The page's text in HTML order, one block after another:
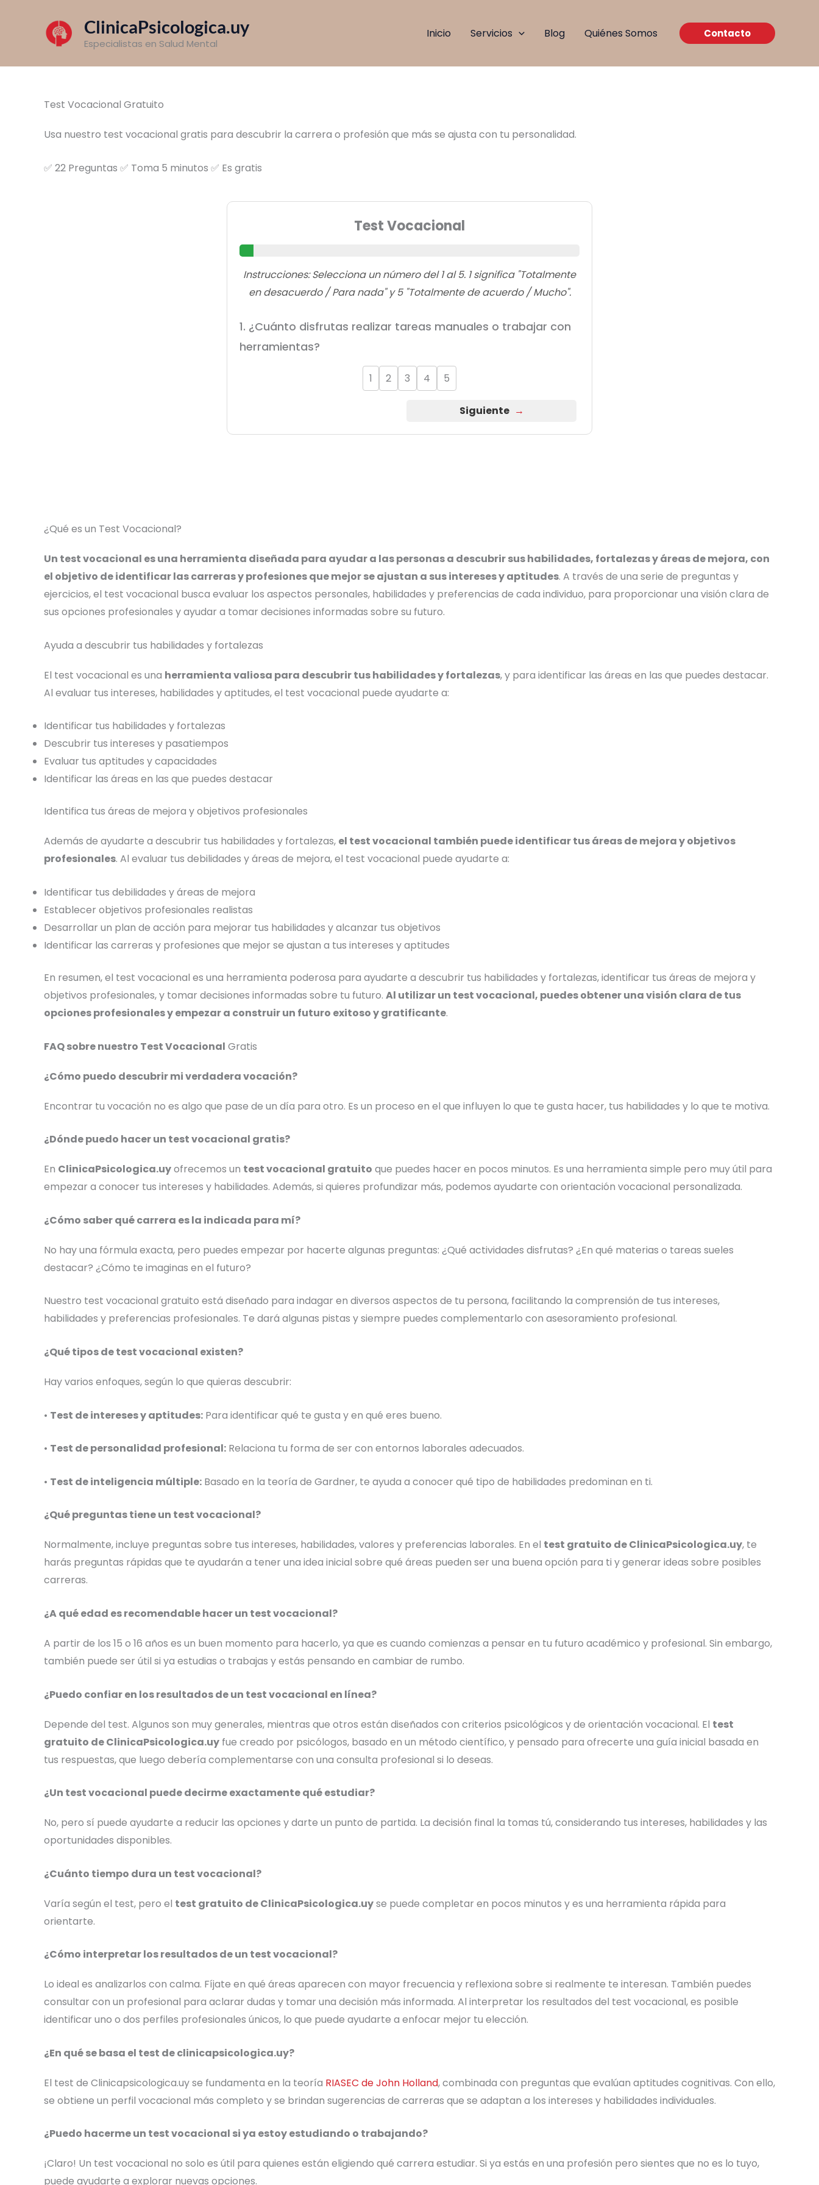
contenido
ClinicaPsicologica.uy
Especialistas en Salud Mental
Inicio Servicios Blog Quiénes Somos Contacto
Test Vocacional Gratuito
Usa nuestro test vocacional gratis para descubrir la carrera o profesión que más se ajusta con tu personalidad.
✅ 22 Preguntas ✅ Toma 5 minutos ✅ Es gratis
Test Vocacional
Instrucciones: Selecciona un número del 1 al 5. 1 significa "Totalmente
en desacuerdo / Para nada" y 5 "Totalmente de acuerdo / Mucho".
1. ¿Cuánto disfrutas realizar tareas manuales o trabajar con
herramientas?
1 2 3 4 5
Siguiente
¿Qué es un Test Vocacional?
Un test vocacional es una herramienta diseñada para ayudar a las personas a descubrir sus habilidades, fortalezas y áreas de mejora, con
el objetivo de identificar las carreras y profesiones que mejor se ajustan a sus intereses y aptitudes. A través de una serie de preguntas y
ejercicios, el test vocacional busca evaluar los aspectos personales, habilidades y preferencias de cada individuo, para proporcionar una visión clara de
sus opciones profesionales y ayudar a tomar decisiones informadas sobre su futuro.
Ayuda a descubrir tus habilidades y fortalezas
El test vocacional es una herramienta valiosa para descubrir tus habilidades y fortalezas, y para identificar las áreas en las que puedes destacar.
Al evaluar tus intereses, habilidades y aptitudes, el test vocacional puede ayudarte a:
Identificar tus habilidades y fortalezas
Descubrir tus intereses y pasatiempos
Evaluar tus aptitudes y capacidades
Identificar las áreas en las que puedes destacar
Identifica tus áreas de mejora y objetivos profesionales
Además de ayudarte a descubrir tus habilidades y fortalezas, el test vocacional también puede identificar tus áreas de mejora y objetivos
profesionales. Al evaluar tus debilidades y áreas de mejora, el test vocacional puede ayudarte a:
Identificar tus debilidades y áreas de mejora
Establecer objetivos profesionales realistas
Desarrollar un plan de acción para mejorar tus habilidades y alcanzar tus objetivos
Identificar las carreras y profesiones que mejor se ajustan a tus intereses y aptitudes
En resumen, el test vocacional es una herramienta poderosa para ayudarte a descubrir tus habilidades y fortalezas, identificar tus áreas de mejora y
objetivos profesionales, y tomar decisiones informadas sobre tu futuro. Al utilizar un test vocacional, puedes obtener una visión clara de tus
opciones profesionales y empezar a construir un futuro exitoso y gratificante.
FAQ sobre nuestro Test Vocacional Gratis
¿Cómo puedo descubrir mi verdadera vocación?
Encontrar tu vocación no es algo que pase de un día para otro. Es un proceso en el que influyen lo que te gusta hacer, tus habilidades y lo que te motiva.
¿Dónde puedo hacer un test vocacional gratis?
En ClinicaPsicologica.uyofrecemos un test vocacional gratuito que puedes hacer en pocos minutos. Es una herramienta simple pero muy útil para
empezar a conocer tus intereses y habilidades. Además, si quieres profundizar más, podemos ayudarte con orientación vocacional personalizada.
¿Cómo saber qué carrera es la indicada para mí?
No hay una fórmula exacta, pero puedes empezar por hacerte algunas preguntas: ¿Qué actividades disfrutas? ¿En qué materias o tareas sueles
destacar? ¿Cómo te imaginas en el futuro?
Nuestro test vocacional gratuito está diseñado para indagar en diversos aspectos de tu persona, facilitando la comprensión de tus intereses,
habilidades y preferencias profesionales. Te dará algunas pistas y siempre puedes complementarlo con asesoramiento profesional.
¿Qué tipos de test vocacional existen?
Hay varios enfoques, según lo que quieras descubrir:
• Test de intereses y aptitudes: Para identificar qué te gusta y en qué eres bueno.
• Test de personalidad profesional: Relaciona tu forma de ser con entornos laborales adecuados.
• Test de inteligencia múltiple: Basado en la teoría de Gardner, te ayuda a conocer qué tipo de habilidades predominan en ti.
¿Qué preguntas tiene un test vocacional?
Normalmente, incluye preguntas sobre tus intereses, habilidades, valores y preferencias laborales. En el test gratuito de ClinicaPsicologica.uy, te
harás preguntas rápidas que te ayudarán a tener una idea inicial sobre qué áreas pueden ser una buena opción para ti y generar ideas sobre posibles
carreras.
¿A qué edad es recomendable hacer un test vocacional?
A partir de los 15 o 16 años es un buen momento para hacerlo, ya que es cuando comienzas a pensar en tu futuro académico y profesional. Sin embargo,
también puede ser útil si ya estudias o trabajas y estás pensando en cambiar de rumbo.
¿Puedo confiar en los resultados de un test vocacional en línea?
Depende del test. Algunos son muy generales, mientras que otros están diseñados con criterios psicológicos y de orientación vocacional. El test
gratuito de ClinicaPsicologica.uy fue creado por psicólogos, basado en un método científico, y pensado para ofrecerte una guía inicial basada en
tus respuestas, que luego debería complementarse con una consulta profesional si lo deseas.
¿Un test vocacional puede decirme exactamente qué estudiar?
No, pero sí puede ayudarte a reducir las opciones y darte un punto de partida. La decisión final la tomas tú, considerando tus intereses, habilidades y las
oportunidades disponibles.
¿Cuánto tiempo dura un test vocacional?
Varía según el test, pero el test gratuito de ClinicaPsicologica.uyse puede completar en pocos minutos y es una herramienta rápida para
orientarte.
¿Cómo interpretar los resultados de un test vocacional?
Lo ideal es analizarlos con calma. Fíjate en qué áreas aparecen con mayor frecuencia y reflexiona sobre si realmente te interesan. También puedes
consultar con un profesional para aclarar dudas y tomar una decisión más informada. Al interpretar los resultados del test vocacional, es posible
identificar uno o dos perfiles profesionales únicos, lo que puede ayudarte a enfocar mejor tu elección.
¿En qué se basa el test de clinicapsicologica.uy?
El test de Clinicapsicologica.uy se fundamenta en la teoría RIASEC de John Holland, combinada con preguntas que evalúan aptitudes cognitivas. Con ello,
se obtiene un perfil vocacional más completo y se brindan sugerencias de carreras que se adaptan a los intereses y habilidades individuales.
¿Puedo hacerme un test vocacional si ya estoy estudiando o trabajando?
¡Claro! Un test vocacional no solo es útil para quienes están eligiendo qué carrera estudiar. Si ya estás en una profesión pero sientes que no es lo tuyo,
puede ayudarte a explorar nuevas opciones.